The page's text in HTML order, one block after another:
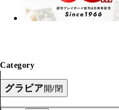
Category
グラビア開/閉